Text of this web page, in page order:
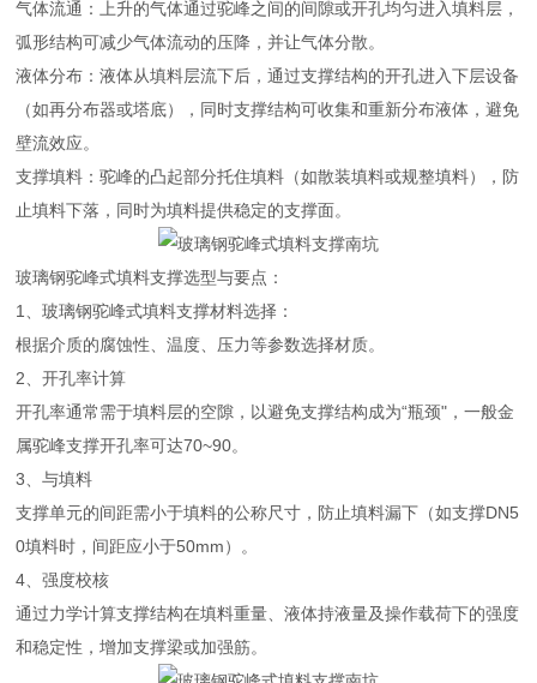
气体流通：上升的气体通过驼峰之间的间隙或开孔均匀进入填料层，
弧形结构可减少气体流动的压降，并让气体分散。
液体分布：液体从填料层流下后，通过支撑结构的开孔进入下层设备
（如再分布器或塔底），同时支撑结构可收集和重新分布液体，避免
壁流效应。
支撑填料：驼峰的凸起部分托住填料（如散装填料或规整填料），防
止填料下落，同时为填料提供稳定的支撑面。
玻璃钢驼峰式填料支撑选型与要点：
1、玻璃钢驼峰式填料支撑材料选择：
根据介质的腐蚀性、温度、压力等参数选择材质。
2、开孔率计算
开孔率通常需于填料层的空隙，以避免支撑结构成为“瓶颈"，一般金
属驼峰支撑开孔率可达70~90。
3、与填料
支撑单元的间距需小于填料的公称尺寸，防止填料漏下（如支撑DN5
0填料时，间距应小于50mm）。
4、强度校核
通过力学计算支撑结构在填料重量、液体持液量及操作载荷下的强度
和稳定性，增加支撑梁或加强筋。